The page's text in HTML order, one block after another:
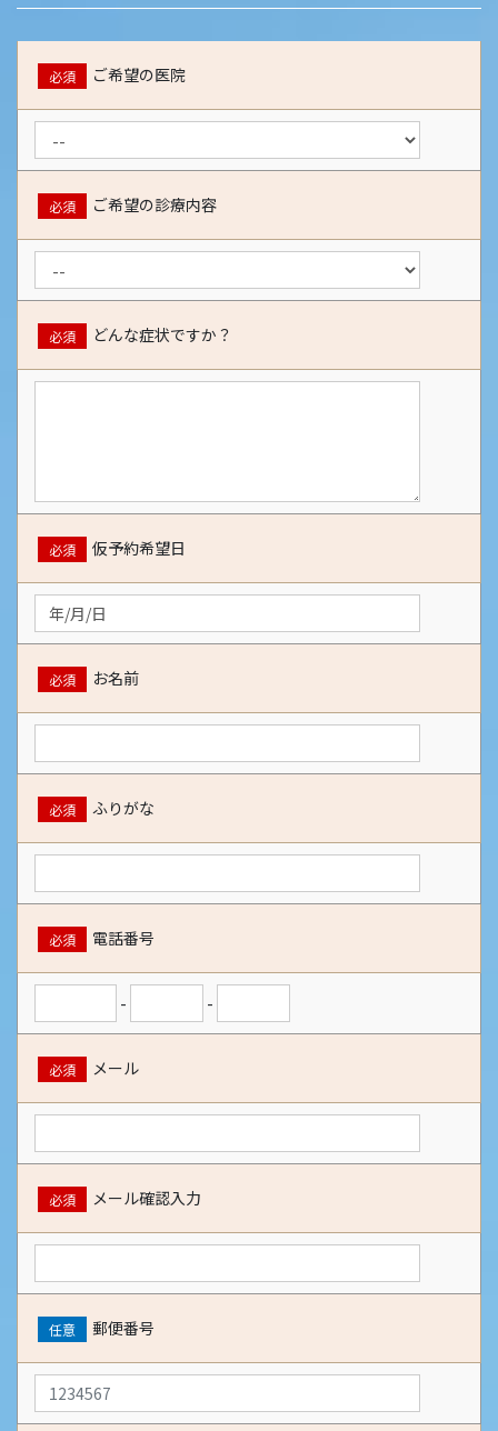
必須 ご希望の医院
必須 ご希望の診療内容
必須 どんな症状ですか？
必須 仮予約希望日
必須 お名前
必須 ふりがな
必須 電話番号
- -
必須 メール
必須 メール確認入力
任意 郵便番号